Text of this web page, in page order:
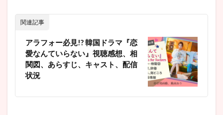
関連記事
アラフォー必見!? 韓国ドラマ『恋
愛なんていらない』視聴感想、相
関図、あらすじ、キャスト、配信
状況